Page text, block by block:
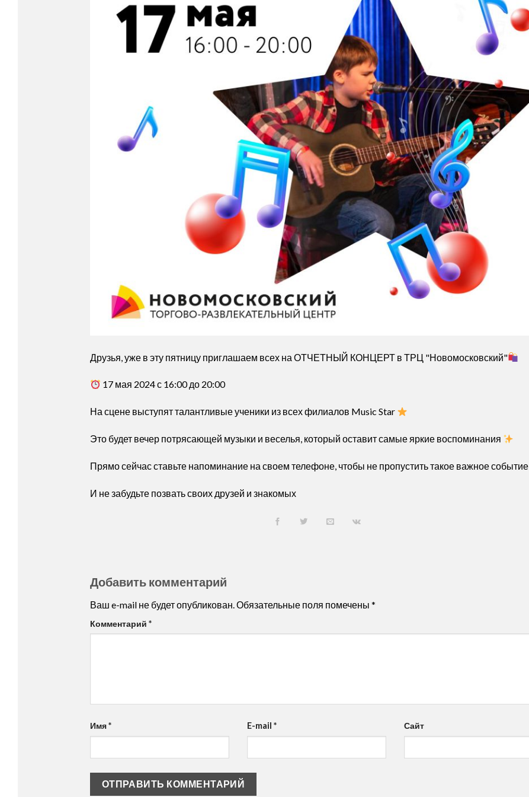
Друзья, уже в эту пятницу приглашаем всех на ОТЧЕТНЫЙ КОНЦЕРТ в ТРЦ "Новомосковский"
17 мая 2024 с 16:00 до 20:00
На сцене выступят талантливые ученики из всех филиалов Music Star
Это будет вечер потрясающей музыки и веселья, который оставит самые яркие воспоминания
Прямо сейчас ставьте напоминание на своем телефоне, чтобы не пропустить такое важное событие
И не забудьте позвать своих друзей и знакомых
Добавить комментарий
Ваш e-mail не будет опубликован. Обязательные поля помечены *
Комментарий *
Имя* E-mail * Сайт